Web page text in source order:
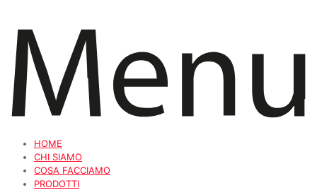
HOME
CHI SIAMO
COSA FACCIAMO
PRODOTTI